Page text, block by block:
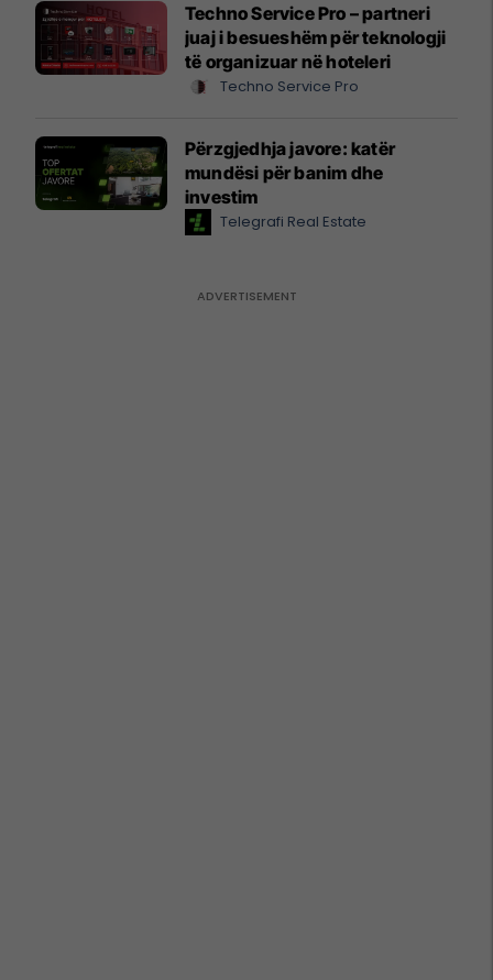
Techno Service Pro – partneri
juaj i besueshëm për teknologji
të organizuar në hoteleri
Techno Service Pro
Përzgjedhja javore: katër
mundësi për banim dhe
investim
Telegrafi Real Estate